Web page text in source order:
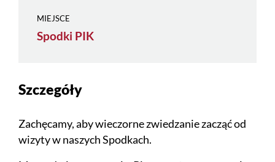
MIEJSCE
Spodki PIK
Szczegóły
Zachęcamy, aby wieczorne zwiedzanie zacząć od
wizyty w naszych Spodkach.